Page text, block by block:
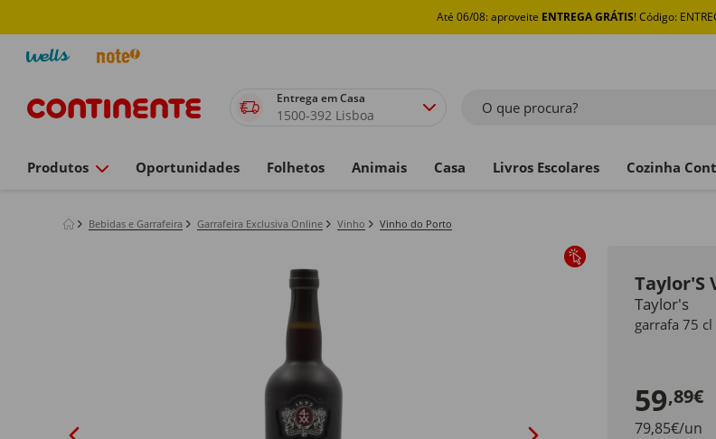
Até 06/08: aproveite ENTREGA GRÁTIS! Código:
Entrega em Casa
1500-392 Lisboa O que procura?
Produtos Oportunidades Folhetos Animais Casa Livros Escolares Cozinha
Bebidas e Garrafeira Garrafeira Exclusiva Online Vinho Vinho do Porto
Taylor'S
Taylor's
garrafa 75 cl
59,89€
79,85€/un